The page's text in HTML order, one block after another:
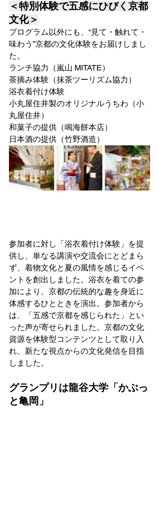
＜特別体験で五感にひびく京都
文化＞
プログラム以外にも、“見て・触れて・
味わう”京都の文化体験をお届けしまし
た。
ランチ協力（嵐⼭ MITATE）
茶摘み体験（抹茶ツーリズム協力）
浴衣着付け体験
小丸屋住井製のオリジナルうちわ（小
丸屋住井）
和菓子の提供（鳴海餅本店）
日本酒の提供（竹野酒造）
参加者に対し「浴衣着付け体験」を提
供し、単なる講演や交流会にとどまら
ず、着物文化と夏の風情を感じるイベ
ントを創出しました。浴衣を着ての参
加により、京都の伝統的な趣を身近に
体感するひとときを演出。参加者から
は、「五感で京都を感じられた」とい
った声が寄せられました。京都の文化
資源を体験型コンテンツとして取り入
れ、新たな視点からの文化発信を目指
しました。
グランプリは龍谷大学「かぶっ
と亀岡」